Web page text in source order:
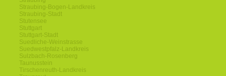
Straubing-Bogen-Landkreis
Straubing-Stadt
Stutensee
Stuttgart
Stuttgart-Stadt
Suedliche-Weinstrasse
Suedwestpfalz-Landkreis
Sulzbach-Rosenberg
Taunusstein
Tirschenreuth-Landkreis